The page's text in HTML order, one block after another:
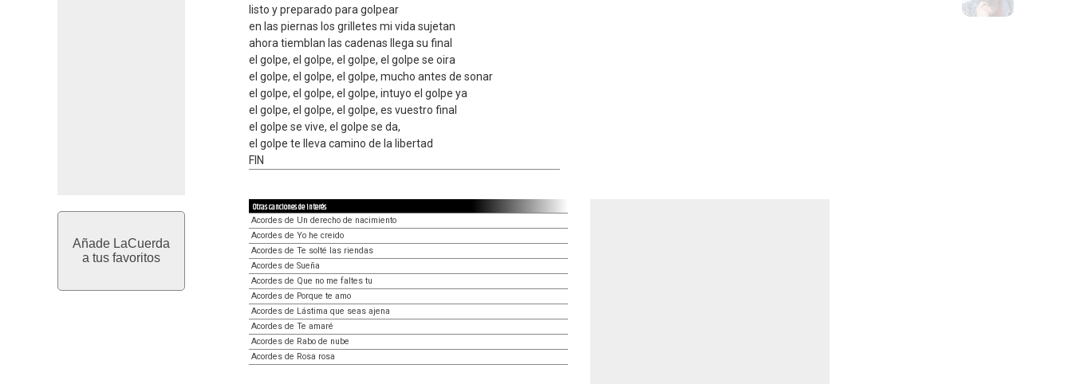
Añade LaCuerda
a tus favoritos
listo y preparado para golpear
en las piernas los grilletes mi vida sujetan
ahora tiemblan las cadenas llega su final
el golpe, el golpe, el golpe, el golpe se oira
el golpe, el golpe, el golpe, mucho antes de sonar
el golpe, el golpe, el golpe, intuyo el golpe ya
el golpe, el golpe, el golpe, es vuestro final
el golpe se vive, el golpe se da,
el golpe te lleva camino de la libertad
FIN
Otras canciones de interés
Acordes de Un derecho de nacimiento
Acordes de Yo he creido
Acordes de Te solté las riendas
Acordes de Sueña
Acordes de Que no me faltes tu
Acordes de Porque te amo
Acordes de Lástima que seas ajena
Acordes de Te amaré
Acordes de Rabo de nube
Acordes de Rosa rosa